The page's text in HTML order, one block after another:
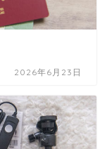
2026年6月23日